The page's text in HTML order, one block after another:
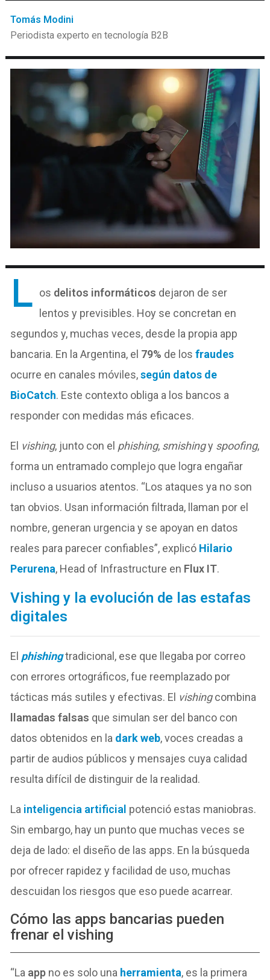
Tomás Modini
Periodista experto en tecnología B2B
L os delitos informáticos dejaron de ser
lentos y previsibles. Hoy se concretan en
segundos y, muchas veces, desde la propia app
bancaria. En la Argentina, el 79% de los fraudes
ocurre en canales móviles,según datos de
BioCatch. Este contexto obliga a los bancos a
responder con medidas más eficaces.
El vishing, junto con el phishing, smishingy spoofing,
forma un entramado complejo que logra engañar
incluso a usuarios atentos. “Los ataques ya no son
tan obvios. Usan información filtrada, llaman por el
nombre, generan urgencia y se apoyan en datos
reales para parecer confiables”, explicó Hilario
Perurena, Head of Infrastructure en Flux IT.
Vishing y la evolución de las estafas
digitales
El phishingtradicional, ese que llegaba por correo
con errores ortográficos, fue reemplazado por
tácticas más sutiles y efectivas. El vishingcombina
llamadas falsas que simulan ser del banco con
datos obtenidos en la dark web, voces creadas a
partir de audios públicos y mensajes cuya calidad
resulta difícil de distinguir de la realidad.
La inteligencia artificial potenció estas maniobras.
Sin embargo, hay un punto que muchas veces se
deja de lado: el diseño de las apps. En la búsqueda
por ofrecer rapidez y facilidad de uso, muchas
descuidan los riesgos que eso puede acarrear.
Cómo las apps bancarias pueden
frenar el vishing
“La app no es solo una herramienta, es la primera